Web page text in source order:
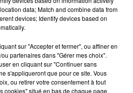
8h45
8h45
data; Match and combine data from
devices; Identify devices based on
sur "Accepter et fermer", ou affiner en
partenaires dans "Gérer mes choix".
en cliquant sur "Continuer sans
s'appliqueront que pour ce site. Vous
ou retirer votre consentement à tout
cookies" situé en bas de chaque page.